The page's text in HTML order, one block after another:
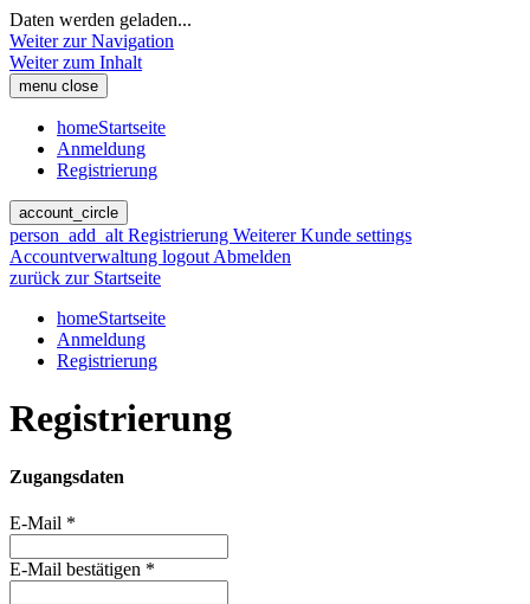
Daten werden geladen...
Weiter zur Navigation
Weiter zum Inhalt
menu close
homeStartseite
Anmeldung
Registrierung
account_circle
person_add_alt Registrierung Weiterer Kunde settings
Accountverwaltung logout Abmelden
zurück zur Startseite
homeStartseite
Anmeldung
Registrierung
Registrierung
Zugangsdaten
E-Mail *
E-Mail bestätigen *